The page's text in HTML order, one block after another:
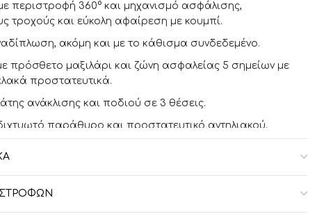
περιστροφή 360° και μηχανισμό ασφάλισης,
τροχούς και εύκολη αφαίρεση με κουμπί.
ακόμη και με το κάθισμα συνδεδεμένο.
πρόσθετο μαξιλάρι και ζώνη ασφαλείας 5 σημείων με
προστατευτικά.
ανάκλισης και ποδιού σε 3 θέσεις.
παράθυρο και προστατευτικό αντηλιακού.
Κάθισμα αυτοκινήτου i-SIZE (40-87 cm) συμβατό με τον
σε 7 θέσεις με αφρό μνήμης και πρόσθετο ένθετο για